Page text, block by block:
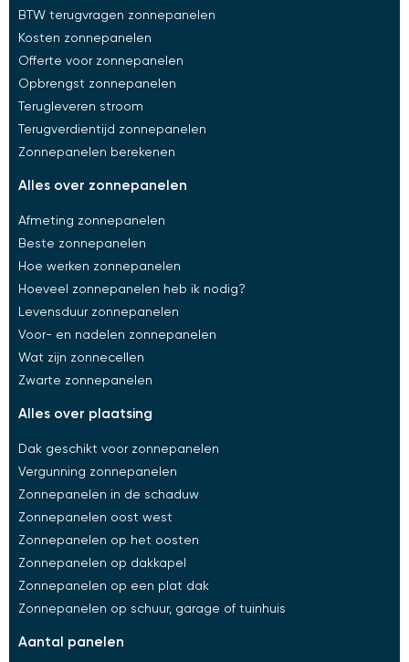
BTW terugvragen zonnepanelen
Kosten zonnepanelen
Offerte voor zonnepanelen
Opbrengst zonnepanelen
Terugleveren stroom
Terugverdientijd zonnepanelen
Zonnepanelen berekenen
alles over zonnepanelen​
Afmeting zonnepanelen
Beste zonnepanelen
Hoe werken zonnepanelen
Hoeveel zonnepanelen heb ik nodig?
Levensduur zonnepanelen
Voor- en nadelen zonnepanelen
Wat zijn zonnecellen
Zwarte zonnepanelen
alles over plaatsing​
Dak geschikt voor zonnepanelen
Vergunning zonnepanelen
Zonnepanelen in de schaduw
Zonnepanelen oost west
Zonnepanelen op het oosten
Zonnepanelen op dakkapel
Zonnepanelen op een plat dak
Zonnepanelen op schuur, garage of tuinhuis
aantal panelen​